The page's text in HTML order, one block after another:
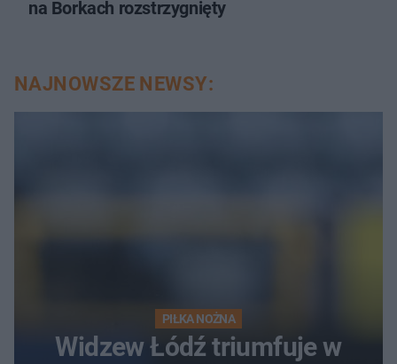
na Borkach rozstrzygnięty
NAJNOWSZE NEWSY:
PIŁKA NOŻNA
Widzew Łódź triumfuje w